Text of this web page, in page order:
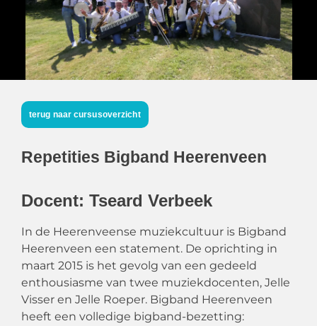
terug naar cursusoverzicht
Repetities Bigband Heerenveen
Docent: Tseard Verbeek
In de Heerenveense muziekcultuur is Bigband
Heerenveen een statement. De oprichting in
maart 2015 is het gevolg van een gedeeld
enthousiasme van twee muziekdocenten, Jelle
Visser en Jelle Roeper. Bigband Heerenveen
heeft een volledige bigband-bezetting: